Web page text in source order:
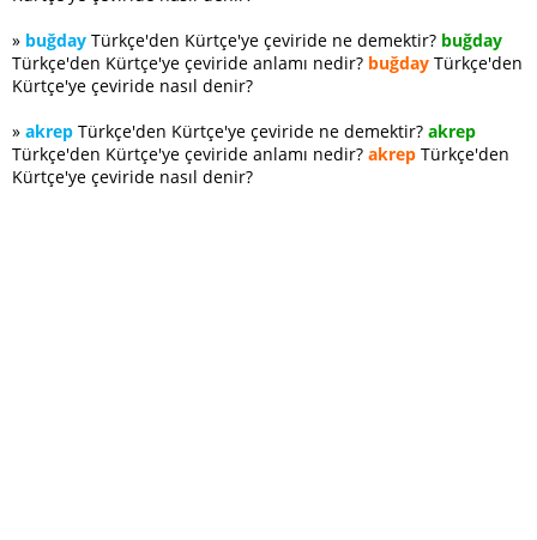
» buğday Türkçe'den Kürtçe'ye çeviride ne demektir? buğday
Türkçe'den Kürtçe'ye çeviride anlamı nedir? buğday Türkçe'den
Kürtçe'ye çeviride nasıl denir?
» akrep Türkçe'den Kürtçe'ye çeviride ne demektir? akrep
Türkçe'den Kürtçe'ye çeviride anlamı nedir? akrep Türkçe'den
Kürtçe'ye çeviride nasıl denir?